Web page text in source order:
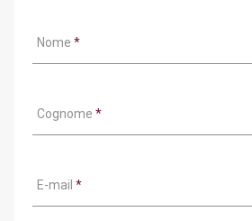
Nome *
Cognome *
E-mail *